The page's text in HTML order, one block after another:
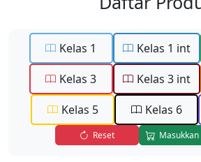
Kelas 1 Kelas 1 int
Kelas 3
Kelas 3 int
Kelas 5
Kelas 6
Reset